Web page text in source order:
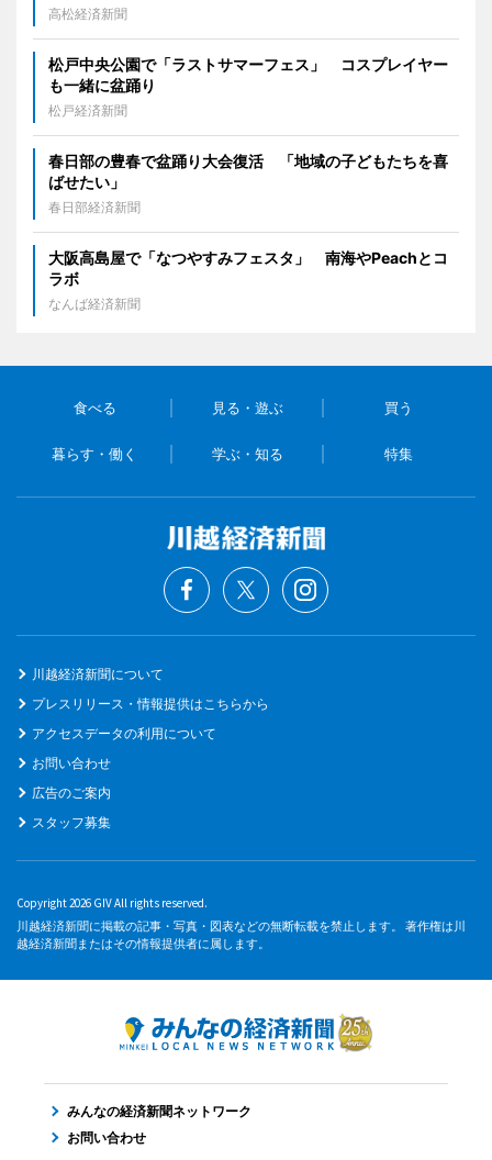
高松経済新聞
松戸中央公園で「ラストサマーフェス」 コスプレイヤー
も一緒に盆踊り
松戸経済新聞
春日部の豊春で盆踊り大会復活 「地域の子どもたちを喜
ばせたい」
春日部経済新聞
大阪高島屋で「なつやすみフェスタ」 南海やPeachとコ
ラボ
なんば経済新聞
食べる 見る・遊ぶ 買う
暮らす・働く 学ぶ・知る 特集
川越経済新聞について
プレスリリース・情報提供はこちらから
アクセスデータの利用について
お問い合わせ
広告のご案内
スタッフ募集
Copyright 2026 GIV All rights reserved.
川越経済新聞に掲載の記事・写真・図表などの無断転載を禁止します。 著作権は川
越経済新聞またはその情報提供者に属します。
みんなの経済新聞ネットワーク
お問い合わせ